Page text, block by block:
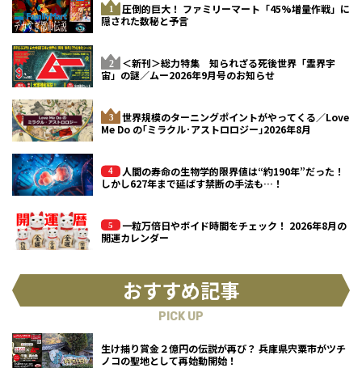
圧倒的巨大！ ファミリーマート「45%増量作戦」に
隠された数秘と予言
＜新刊＞総力特集 知られざる死後世界「霊界宇
宙」の謎／ムー2026年9月号のお知らせ
世界規模のターニングポイントがやってくる／Love
Me Do の｢ミラクル･アストロロジー｣2026年8月
人間の寿命の生物学的限界値は“約190年”だった！
しかし627年まで延ばす禁断の手法も…！
一粒万倍日やボイド時間をチェック！ 2026年8月の
開運カレンダー
おすすめ記事
PICK UP
生け捕り賞金２億円の伝説が再び？ 兵庫県宍粟市がツチ
ノコの聖地として再始動開始！